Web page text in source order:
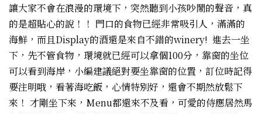
讓大家不會在浪漫的環境下，突然聽到小孩吵鬧的聲音，真
的是超貼心的說！！ 門口的食物已經非常吸引人，滿滿的
海鮮，而且Display的酒還是來自不錯的winery! 進去一坐
下，先不管食物，環境就已經可以拿個100分，靠窗的坐位
可以看到海岸，小編建議絕對要坐靠窗的位置，訂位時記得
要注明哦，看著海吃飯，心情特別好，還會不期然放鬆下
來！ 才剛坐下來，Menu都還來不及看，可愛的侍應居然馬